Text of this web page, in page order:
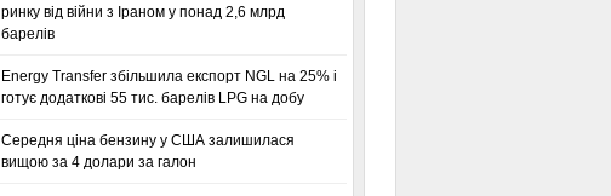
ринку від війни з Іраном у понад 2,6 млрд
барелів
Energy Transfer збільшила експорт NGL на 25% і
готує додаткові 55 тис. барелів LPG на добу
Середня ціна бензину у США залишилася
вищою за 4 долари за галон